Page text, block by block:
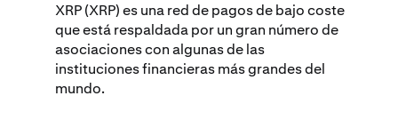
XRP (XRP) es una red de pagos de bajo coste
que está respaldada por un gran número de
asociaciones con algunas de las
instituciones financieras más grandes del
mundo.